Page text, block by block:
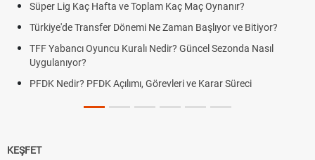
Süper Lig Kaç Hafta ve Toplam Kaç Maç Oynanır?
Türkiye'de Transfer Dönemi Ne Zaman Başlıyor ve Bitiyor?
TFF Yabancı Oyuncu Kuralı Nedir? Güncel Sezonda Nasıl
Uygulanıyor?
PFDK Nedir? PFDK Açılımı, Görevleri ve Karar Süreci
KEŞFET